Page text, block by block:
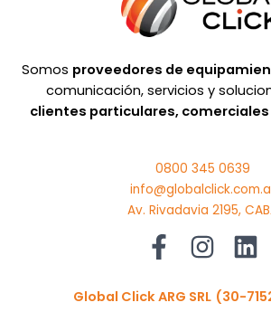
Somos proveedores de
comunicación, servicios y
clientes particulares,
0800 345 0639
Av. Rivadavia 2195,
Global Click ARG SRL (30-